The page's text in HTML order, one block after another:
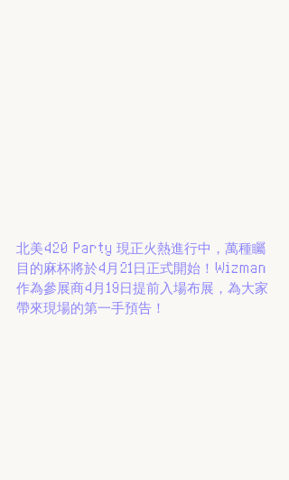
北美420 Party 現正火熱進行中，萬種矚
目的麻杯將於4月21日正式開始！Wizman
作為參展商4月19日提前入場布展，為大家
帶來現場的第一手預告！